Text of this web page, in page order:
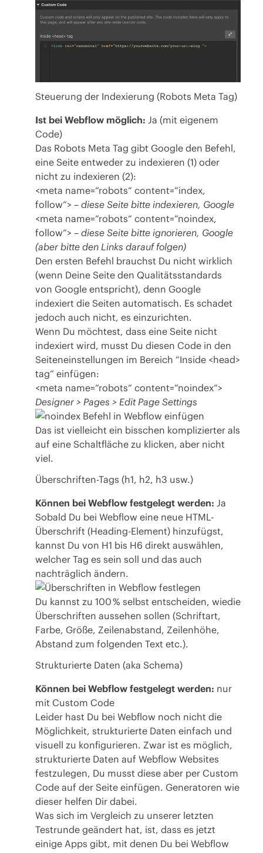
Steuerung der Indexierung (Robots Meta Tag)
Ist bei Webflow möglich: Ja (mit eigenem
Code)
Das Robots Meta Tag gibt Google den Befehl,
eine Seite entweder zu indexieren (1) oder
nicht zu indexieren (2):
<meta name=“robots“ content=“index,
follow“> – diese Seite bitte indexieren, Google
<meta name=“robots“ content=“noindex,
follow“> – diese Seite bitte ignorieren, Google
(aber bitte den Links darauf folgen)
Den ersten Befehl brauchst Du nicht wirklich
(wenn Deine Seite den Qualitätsstandards
von Google entspricht), denn Google
indexiert die Seiten automatisch. Es schadet
jedoch auch nicht, es einzurichten.
Wenn Du möchtest, dass eine Seite nicht
indexiert wird, musst Du diesen Code in den
Seiteneinstellungen im Bereich “Inside <head>
tag” einfügen:
<meta name=“robots“ content=“noindex“>
Designer > Pages > Edit Page Settings
Das ist vielleicht ein bisschen komplizierter als
auf eine Schaltfläche zu klicken, aber nicht
viel.
Überschriften-Tags (h1, h2, h3 usw.)
Können bei Webflow festgelegt werden: Ja
Sobald Du bei Webflow eine neue HTML-
Überschrift (Heading-Element) hinzufügst,
kannst Du von H1 bis H6 direkt auswählen,
welcher Tag es sein soll und das auch
nachträglich ändern.
Du kannst zu 100 % selbst entscheiden, wiedie
Überschriften aussehen sollen (Schriftart,
Farbe, Größe, Zeilenabstand, Zeilenhöhe,
Abstand zum folgenden Text etc.).
Strukturierte Daten (aka Schema)
Können bei Webflow festgelegt werden: nur
mit Custom Code
Leider hast Du bei Webflow noch nicht die
Möglichkeit, strukturierte Daten einfach und
visuell zu konfigurieren. Zwar ist es möglich,
strukturierte Daten auf Webflow Websites
festzulegen, Du musst diese aber per Custom
Code auf der Seite einfügen. Generatoren wie
dieser helfen Dir dabei.
Was sich im Vergleich zu unserer letzten
Testrunde geändert hat, ist, dass es jetzt
einige Apps gibt, mit denen Du bei Webflow